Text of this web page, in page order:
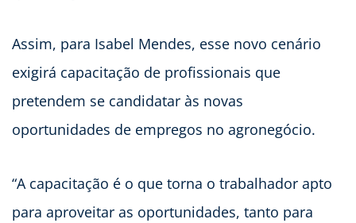
Assim, para Isabel Mendes, esse novo cenário
exigirá capacitação de profissionais que
pretendem se candidatar às novas
oportunidades de empregos no agronegócio.
“A capacitação é o que torna o trabalhador apto
para aproveitar as oportunidades, tanto para